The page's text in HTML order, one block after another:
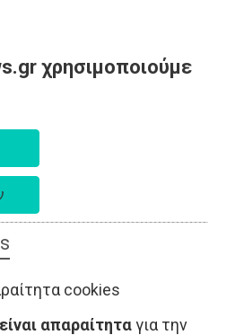
χρησιμοποιούμε
cookies
είναι απαραίτηταγια την